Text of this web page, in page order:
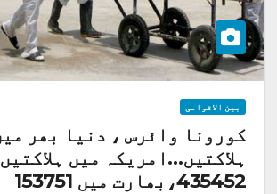
بین الاقوامی
ہلاکتیں…امریکہ میں ہلاکتیں
435452،بھارت میں 153751